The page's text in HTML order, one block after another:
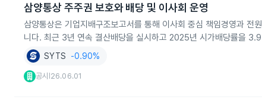
삼양통상 주주권 보호와 배당 및 이사회 운영
삼양통상은 기업지배구조보고서를 통해 이사회 중심 책임경영과
니다. 최근 3년 연속 결산배당을 실시하고 2025년 시가배당률을
SYTS -0.90%
공시 26.06.01